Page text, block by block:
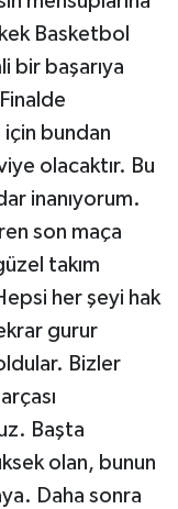
Basketbol
bir başarıya
için bundan
olacaktır. Bu
inanıyorum.
son maça
takım
her şeyi hak
gurur
Bizler
Başta
olan, bunun
Daha sonra